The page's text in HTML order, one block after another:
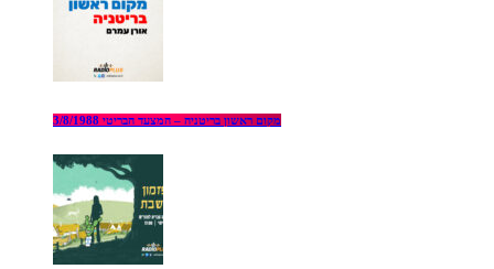
מקום ראשון בריטניה – המצעד הבריטי 3/8/1988